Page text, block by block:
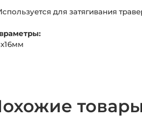
для затягивания